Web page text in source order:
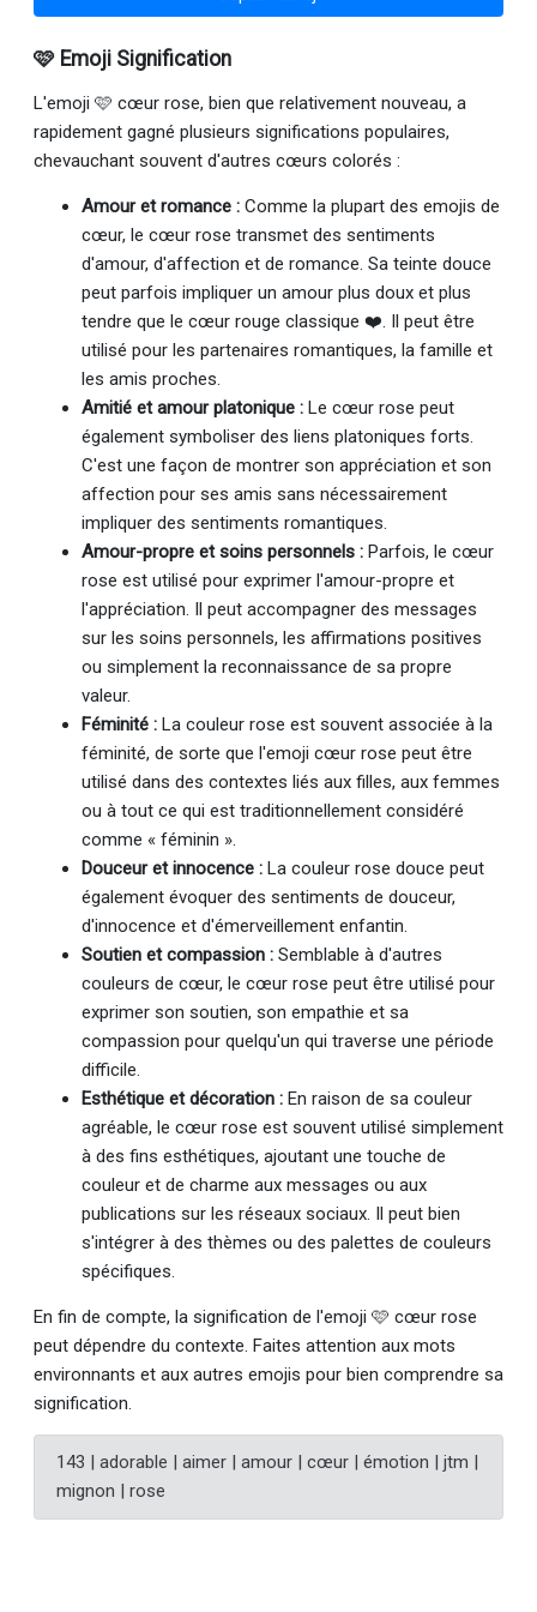
🩷 Emoji Signification
L'emoji 🩷 cœur rose, bien que relativement nouveau, a
rapidement gagné plusieurs significations populaires,
chevauchant souvent d'autres cœurs colorés :
Amour et romance : Comme la plupart des emojis de
cœur, le cœur rose transmet des sentiments
d'amour, d'affection et de romance. Sa teinte douce
peut parfois impliquer un amour plus doux et plus
tendre que le cœur rouge classique ❤️. Il peut être
utilisé pour les partenaires romantiques, la famille et
les amis proches.
Amitié et amour platonique : Le cœur rose peut
également symboliser des liens platoniques forts.
C'est une façon de montrer son appréciation et son
affection pour ses amis sans nécessairement
impliquer des sentiments romantiques.
Amour-propre et soins personnels : Parfois, le cœur
rose est utilisé pour exprimer l'amour-propre et
l'appréciation. Il peut accompagner des messages
sur les soins personnels, les affirmations positives
ou simplement la reconnaissance de sa propre
valeur.
Féminité : La couleur rose est souvent associée à la
féminité, de sorte que l'emoji cœur rose peut être
utilisé dans des contextes liés aux filles, aux femmes
ou à tout ce qui est traditionnellement considéré
comme « féminin ».
Douceur et innocence : La couleur rose douce peut
également évoquer des sentiments de douceur,
d'innocence et d'émerveillement enfantin.
Soutien et compassion : Semblable à d'autres
couleurs de cœur, le cœur rose peut être utilisé pour
exprimer son soutien, son empathie et sa
compassion pour quelqu'un qui traverse une période
difficile.
Esthétique et décoration : En raison de sa couleur
agréable, le cœur rose est souvent utilisé simplement
à des fins esthétiques, ajoutant une touche de
couleur et de charme aux messages ou aux
publications sur les réseaux sociaux. Il peut bien
s'intégrer à des thèmes ou des palettes de couleurs
spécifiques.
En fin de compte, la signification de l'emoji 🩷 cœur rose
peut dépendre du contexte. Faites attention aux mots
environnants et aux autres emojis pour bien comprendre sa
signification.
143 | adorable | aimer | amour | cœur | émotion | jtm |
mignon | rose